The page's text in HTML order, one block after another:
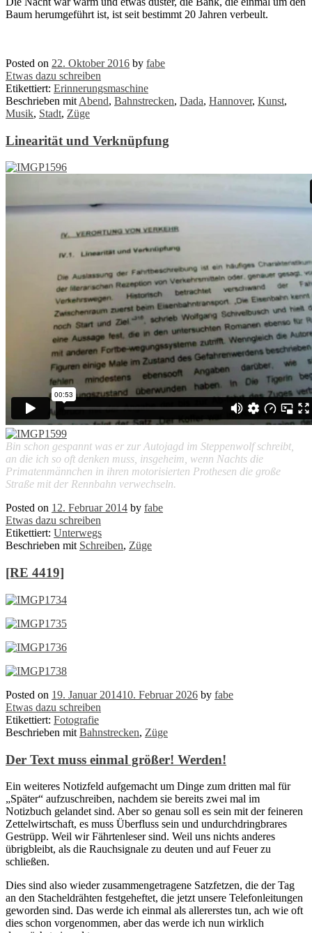
Baum herumgeführt ist, ist seit bestimmt 20 Jahren verbeult.
Posted on 22. Oktober 2016 by fabe
Etwas dazu schreiben
Etikettiert: Erinnerungsmaschine
Beschrieben mit Abend, Bahnstrecken, Dada, Hannover, Kunst,
Musik, Stadt, Züge
Linearität und Verknüpfung
Bin schon gespannt was er zur Autojagd im Steppenwolf schreibt,
an die ich so oft denken muss, insgeheim, wenn Nachts die
Primatenmännchen in ihren motorisierten Prothesen die große
Straße mit der Rennbahn verwechseln.
Posted on 12. Februar 2014 by fabe
Etwas dazu schreiben
Etikettiert: Unterwegs
Beschrieben mit Schreiben, Züge
[RE 4419]
Posted on 19. Januar 201410. Februar 2026 by fabe
Etwas dazu schreiben
Etikettiert: Fotografie
Beschrieben mit Bahnstrecken, Züge
Der Text muss einmal größer! Werden!
Ein weiteres Notizfeld aufgemacht um Dinge zum dritten mal für
„Später“ aufzuschreiben, nachdem sie bereits zwei mal im
Notizbuch gelandet sind. Aber so genau soll es sein mit der feineren
Zettelwirtschaft, es muss Überfluss sein und undurchdringbrares
Gestrüpp. Weil wir Fährtenleser sind. Weil uns nichts anderes
übrigbleibt, als die Rauchsignale zu deuten und auf Feuer zu
schließen.
Dies sind also wieder zusammengetragene Satzfetzen, die der Tag
an den Stacheldrähten festgeheftet, die jetzt unsere Telefonleitungen
geworden sind. Das werde ich einmal als allererstes tun, ach wie oft
dies schon vorgenommen, aber das werde ich nun wirklich